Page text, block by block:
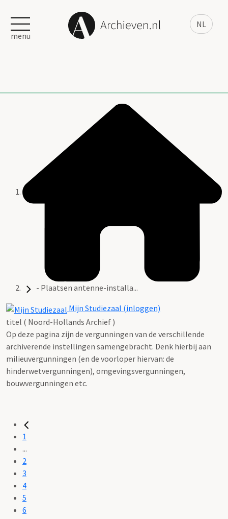
NL
menu
- Plaatsen antenne-installa...
Mijn Studiezaal (inloggen)
titel ( Noord-Hollands Archief )
Op deze pagina zijn de vergunningen van de verschillende
archiverende instellingen samengebracht. Denk hierbij aan
milieuvergunningen (en de voorloper hiervan: de
hinderwetvergunningen), omgevingsvergunningen,
bouwvergunningen etc.
1
...
2
3
4
5
6